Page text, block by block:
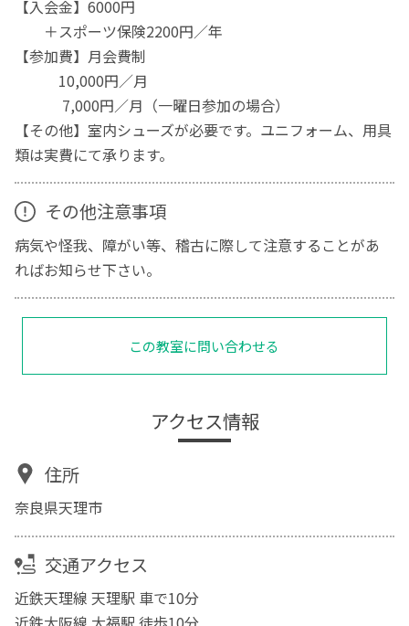
【入会金】6000円
＋スポーツ保険2200円／年
【参加費】月会費制
10,000円／月
7,000円／月（一曜日参加の場合）
【その他】室内シューズが必要です。ユニフォーム、用具
類は実費にて承ります。
その他注意事項
病気や怪我、障がい等、稽古に際して注意することがあ
ればお知らせ下さい。
この教室に問い合わせる
アクセス情報
住所
奈良県天理市
交通アクセス
近鉄天理線 天理駅 車で10分